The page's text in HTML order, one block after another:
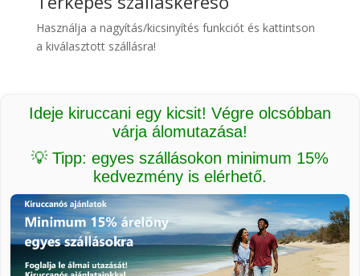
Használja a nagyítás/kicsinyítés funkciót és kattintson
a kiválasztott szállásra!
Ideje kiruccani egy kicsit! Végre olcsóbban
várja álomutazása!
💡 Tipp: egyes szállásokon minimum 15%
kedvezmény is elérhető.